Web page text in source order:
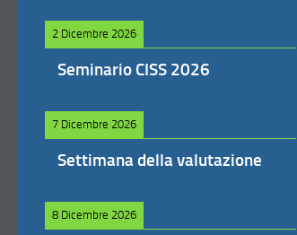
2 Dicembre 2026
Seminario CISS 2026
7 Dicembre 2026
Settimana della valutazione
8 Dicembre 2026